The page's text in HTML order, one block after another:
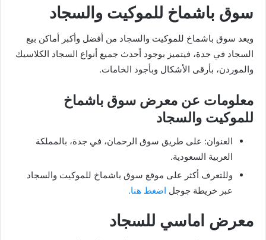
سوق باشماخ للموكيت والسجاد
ويعد سوق باشماخ للموكيت والسجاد من أفضل وأكبر أماكن بيع
السجاد في جدة، فيتميز بوجود أحدث جميع أنواع السجاد الكلاسيك
والموردن، بأرقى الأشكال وبأجود الخامات.
معلومات عن معرض سوق باشماخ
للموكيت والسجاد
العنوان: على طريق سوق الرحمان، في جدة، بالمملكة
العربية السعودية.
وللتعرف أكثر على موقع سوق باشماخ للموكيت والسجاد
عبر خريطة جوجل اضغط هنا.
معرض اماسي للسجاد